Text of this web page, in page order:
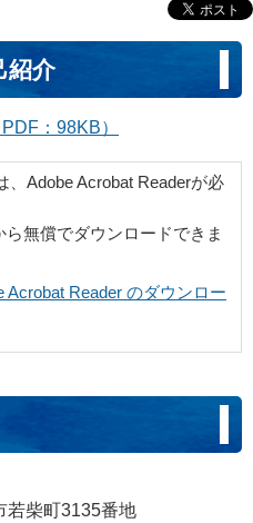
紹介
：98KB）
Adobe Acrobat Readerが必
無償でダウンロードできま
Acrobat Reader のダウンロー
柴町3135番地